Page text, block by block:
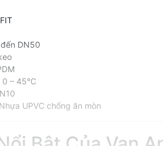
DN50
– 45°C
UPVC chống ăn mòn